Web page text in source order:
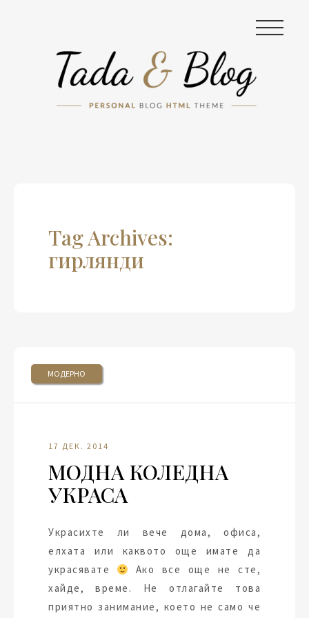
|||
Tag Archives:
гирлянди
МОДЕРНО
17 ДЕК. 2014
МОДНА КОЛЕДНА
УКРАСА
Украсихте ли вече дома, офиса,
елхата или каквото още имате да
украсявате
Ако все още не сте,
хайде, време. Не отлагайте това
приятно занимание, което не само че